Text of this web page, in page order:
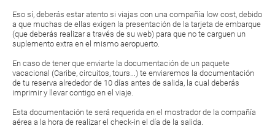
Eso sí, deberás estar atento si viajas con una compañía low cost, debido
a que muchas de ellas exigen la presentación de la tarjeta de embarque
(que deberás realizar a través de su web) para que no te carguen un
suplemento extra en el mismo aeropuerto.
En caso de tener que enviarte la documentación de un paquete
vacacional (Caribe, circuitos, tours...) te enviaremos la documentación
de tu reserva alrededor de 10 días antes de salida, la cual deberás
imprimir y llevar contigo en el viaje.
Esta documentación te será requerida en el mostrador de la compañía
aérea a la hora de realizar el check-in el día de la salida.